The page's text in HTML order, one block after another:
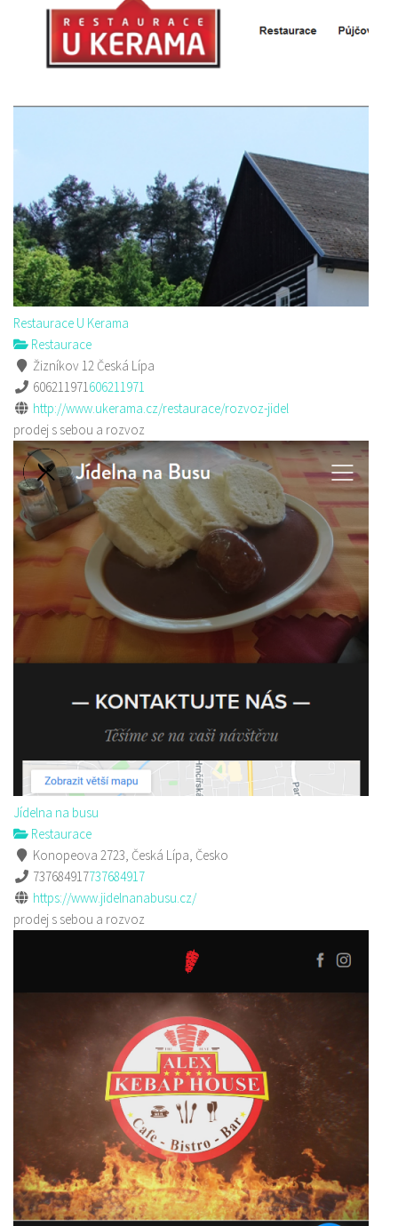
Restaurace U Kerama
Restaurace
Žizníkov 12 Česká Lípa
606211971606211971
http://www.ukerama.cz/restaurace/rozvoz-jidel
prodej s sebou a rozvoz
Jídelna na busu
Restaurace
Konopeova 2723, Česká Lípa, Česko
737684917737684917
https://www.jidelnanabusu.cz/
prodej s sebou a rozvoz